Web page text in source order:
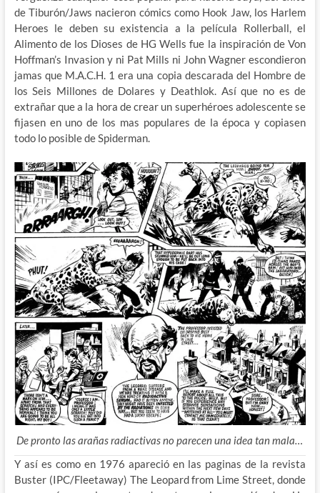
de Tiburón/Jaws nacieron cómics como Hook Jaw, los Harlem
Heroes le deben su existencia a la película Rollerball, el
Alimento de los Dioses de HG Wells fue la inspiración de Von
Hoffman’s Invasion y ni Pat Mills ni John Wagner escondieron
jamas que M.A.C.H. 1 era una copia descarada del Hombre de
los Seis Millones de Dolares y Deathlok. Así que no es de
extrañar que a la hora de crear un superhéroes adolescente se
fijasen en uno de los mas populares de la época y copiasen
todo lo posible de Spiderman.
De pronto las arañas radiactivas no parecen una idea tan mala…
Y así es como en 1976 apareció en las paginas de la revista
Buster (IPC/Fleetaway) The Leopard from Lime Street, donde